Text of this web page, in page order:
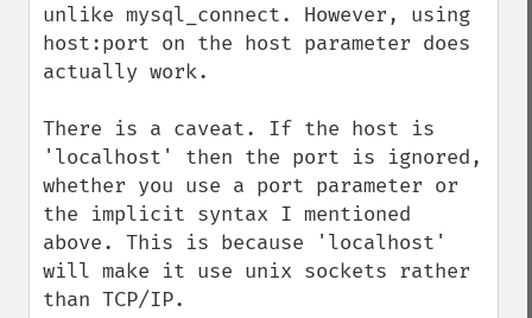
unlike mysql_connect. However, using
host:port on the host parameter does
actually work.
There is a caveat. If the host is
'localhost' then the port is ignored,
whether you use a port parameter or
the implicit syntax I mentioned
above. This is because 'localhost'
will make it use unix sockets rather
than TCP/IP.